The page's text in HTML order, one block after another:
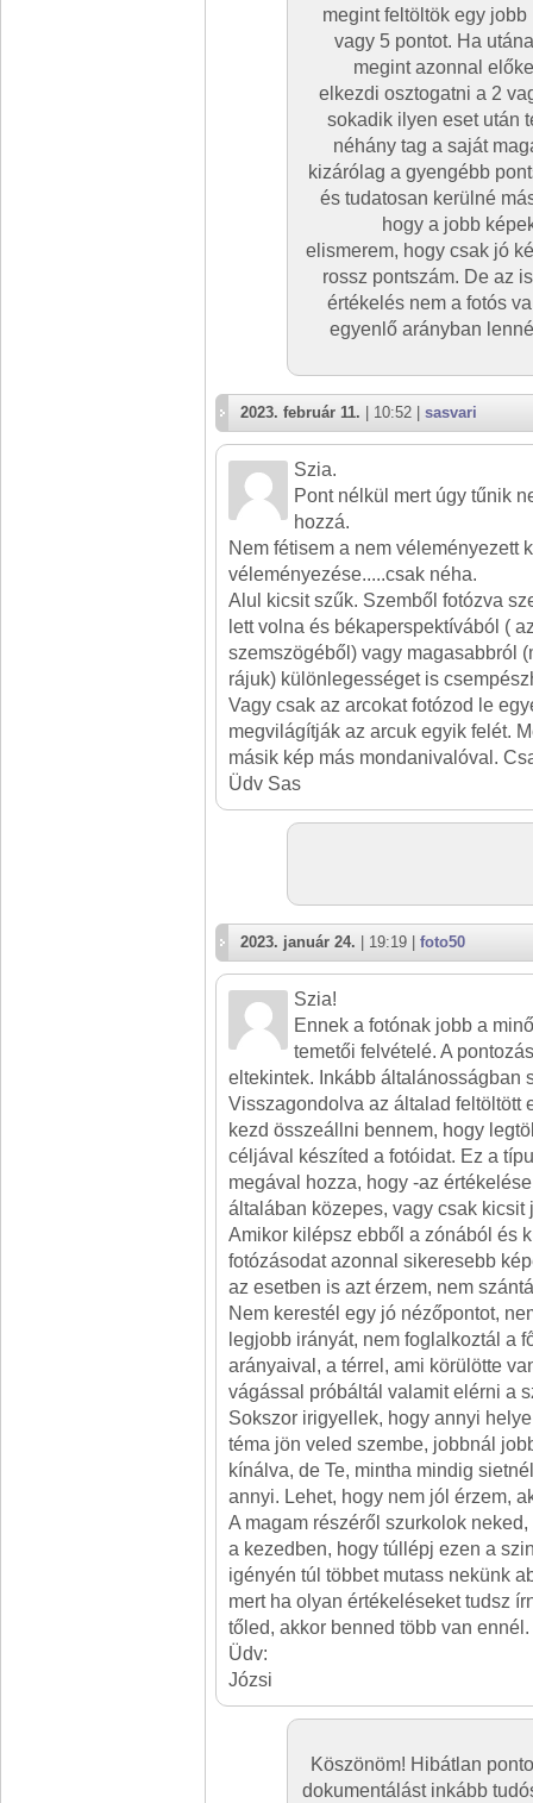
megint feltöltök egy
vagy 5 pontot. Ha
megint azonnal
elkezdi osztogatni a 2
sokadik ilyen eset után
néhány tag a saját
kizárólag a gyengébb
és tudatosan kerülné
hogy a jobb
elismerem, hogy csak jó
rossz pontszám. De az
értékelés nem a fotós
egyenlő arányban
2023. február 11. | 10:52 | sasvari
Szia.
Pont nélkül mert úgy tűnik
hozzá.
Nem fétisem a nem véleményezett
véleményezése.....csak néha.
Alul kicsit szűk. Szemből fotózva
lett volna és békaperspektívából (
szemszögéből) vagy magasabbról
rájuk) különlegességet is
Vagy csak az arcokat fotózod le
megvilágítják az arcuk egyik felét.
másik kép más mondanivalóval.
Üdv Sas
2023. január 24. | 19:19 | foto50
Szia!
Ennek a fotónak jobb a
temetői felvételé. A
eltekintek. Inkább általánosságban
Visszagondolva az általad feltöltött
kezd összeállni bennem, hogy
céljával készíted a fotóidat. Ez a
megával hozza, hogy -az
általában közepes, vagy csak kicsit
Amikor kilépsz ebből a zónából és
fotózásodat azonnal sikeresebb
az esetben is azt érzem, nem
Nem kerestél egy jó nézőpontot,
legjobb irányát, nem foglalkoztál a
arányaival, a térrel, ami körülötte
vágással próbáltál valamit elérni a
Sokszor irigyellek, hogy annyi
téma jön veled szembe, jobbnál
kínálva, de Te, mintha mindig
annyi. Lehet, hogy nem jól érzem,
A magam részéről szurkolok
a kezedben, hogy túllépj ezen a
igényén túl többet mutass nekünk
mert ha olyan értékeléseket tudsz
tőled, akkor benned több van ennél.
Üdv:
Józsi
Köszönöm! Hibátlan
dokumentálást inkább